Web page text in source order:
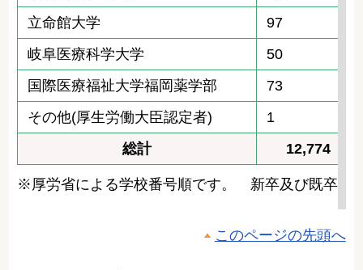
立命館大学
97
岐阜医療科学大学
50
国際医療福祉大学福岡薬学部
73
その他(厚生労働大臣認定者)
1
総計
12,774
※厚労省による学校番号順です。 新卒及び既卒の
このページの先頭へ